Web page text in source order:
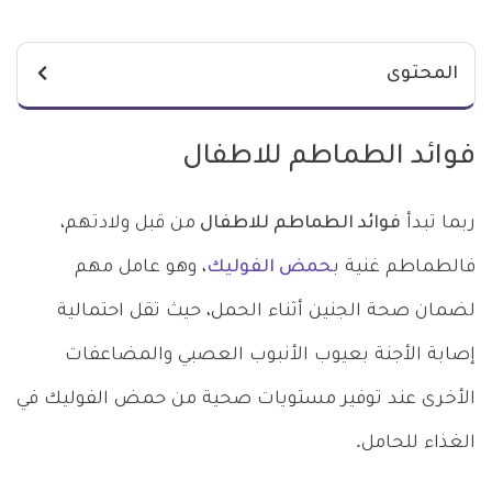
المحتوى
فوائد الطماطم للاطفال
ربما تبدأ فوائد الطماطم للاطفال من قبل ولادتهم،
فالطماطم غنية بحمض الفوليك، وهو عامل مهم
لضمان صحة الجنين أثناء الحمل، حيث تقل احتمالية
إصابة الأجنة بعيوب الأنبوب العصبي والمضاعفات
الأخرى عند توفير مستويات صحية من حمض الفوليك في
الغذاء للحامل.